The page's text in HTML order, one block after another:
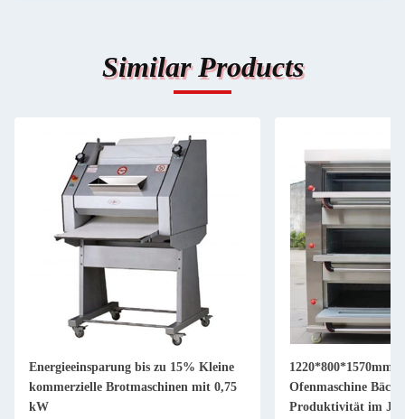
Similar Products
Energieeinsparung bis zu 15% Kleine
kommerzielle Brotmaschinen mit 0,75
kW
1220*800*1570mm
Ofenmaschine
Produktivität im